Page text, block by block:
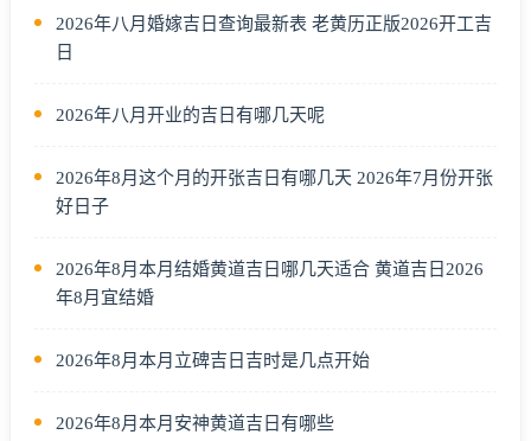
2026年八月婚嫁吉日查询最新表 老黄历正版2026开工吉
日
2026年八月开业的吉日有哪几天呢
2026年8月这个月的开张吉日有哪几天 2026年7月份开张
好日子
2026年8月本月结婚黄道吉日哪几天适合 黄道吉日2026
年8月宜结婚
2026年8月本月立碑吉日吉时是几点开始
2026年8月本月安神黄道吉日有哪些